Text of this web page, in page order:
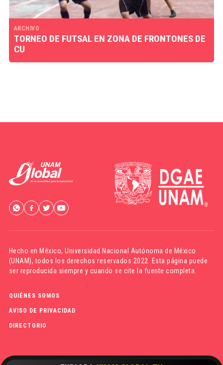
ARCHIVO
TORNEO DE FUTSAL EN ZONA DE FRONTONES DE
CU
Hecho en México,Universidad Nacional Autónoma de México
(UNAM), todos los derechos reservados 2022. Esta página puede
ser reproducida siempre y cuando se cite la fuente completa.
QUIÉNES SOMOS
AVISO DE PRIVACIDAD
DIRECTORIO